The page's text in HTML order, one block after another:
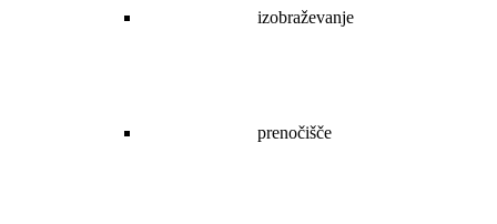
izobraževanje
prenočišče